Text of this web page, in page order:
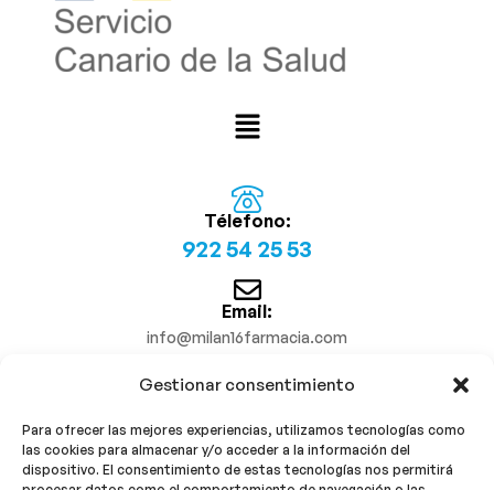
Gestionar consentimiento
Para ofrecer las mejores experiencias, utilizamos tecnologías como
las cookies para almacenar y/o acceder a la información del
dispositivo. El consentimiento de estas tecnologías nos permitirá
Télefono:
922 54 25 53
Email:
info@milan16farmacia.com
¡Síguenos!